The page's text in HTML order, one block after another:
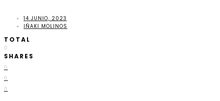
14 JUNIO, 2023
IÑAKI MOLINOS
TOTAL
0
SHARES
0
0
0